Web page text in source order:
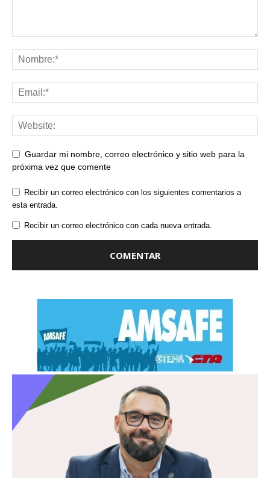
Guardar mi nombre, correo electrónico y sitio web para la
próxima vez que comente
Recibir un correo electrónico con los siguientes comentarios a
esta entrada.
Recibir un correo electrónico con cada nueva entrada.